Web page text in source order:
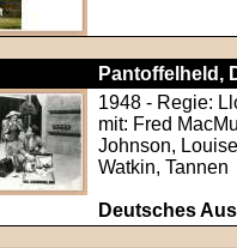
Pantoffelheld,
1948 - Regie:
mit: Fred
Johnson,
Watkin, Tannen
Deutsches